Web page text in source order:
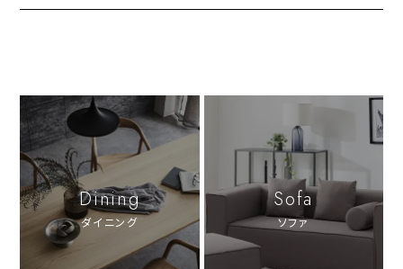
Dining
ダイニング
Sofa
ソファ